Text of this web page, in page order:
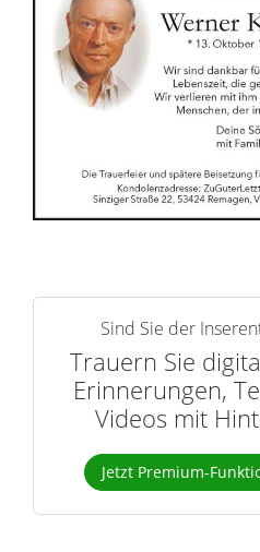
i
n
n
e
r
Sind Sie der
Trauern Sie
Erinnerungen,
Videos mit
Jetzt Premium-